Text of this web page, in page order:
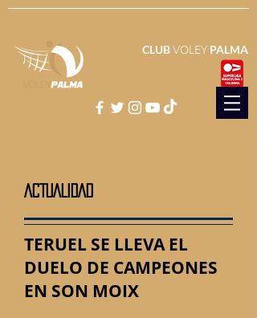
CLUBVOLEY PALMA
ACTUALIDAD
TERUEL SE LLEVA EL
DUELO DE CAMPEONES
EN SON MOIX